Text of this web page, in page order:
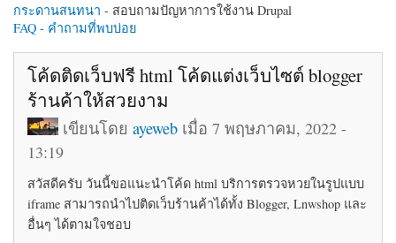
กระดานสนทนา - สอบถามปัญหาการใช้งาน Drupal
FAQ - คำถามที่พบบ่อย
โค้ดติดเว็บฟรี html โค้ดแต่งเว็บไซต์ blogger
ร้านค้าให้สวยงาม
เขียนโดยayeweb เมื่อ 7 พฤษภาคม, 2022 -
13:19
สวัสดีครับ วันนี้ขอแนะนำโค้ด html บริการตรวจหวยในรูปแบบ
iframe สามารถนำไปติดเว็บร้านค้าได้ทั้ง Blogger, Lnwshop และ
อื่นๆ ได้ตามใจชอบ